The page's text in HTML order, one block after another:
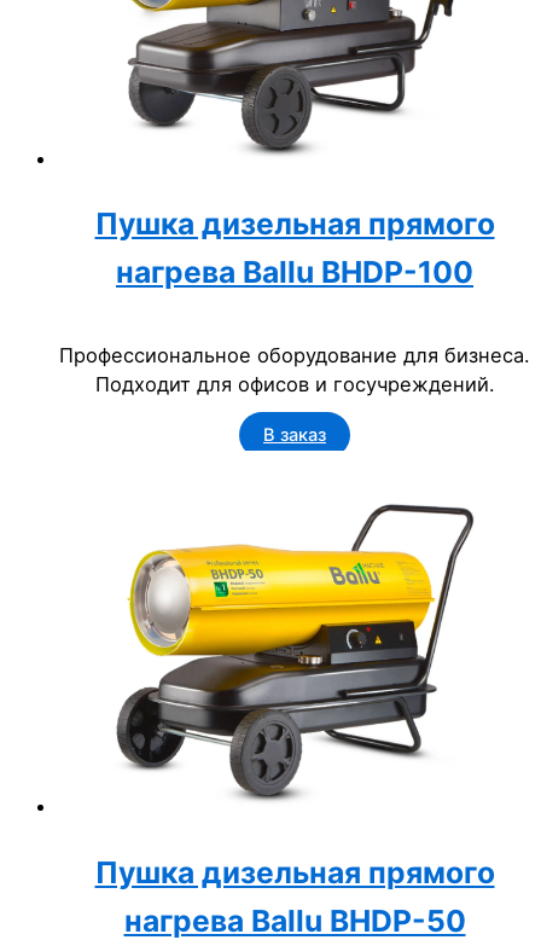
Пушка дизельная прямого
нагрева Ballu BHDP-100
Профессиональное оборудование для бизнеса.
Подходит для офисов и госучреждений.
В заказ
Пушка дизельная прямого
нагрева Ballu BHDP-50